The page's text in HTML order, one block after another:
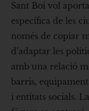
Sant Boi vol
específica de les
només de copiar
d’adaptar les
amb una relació
barris,
i entitats socials.